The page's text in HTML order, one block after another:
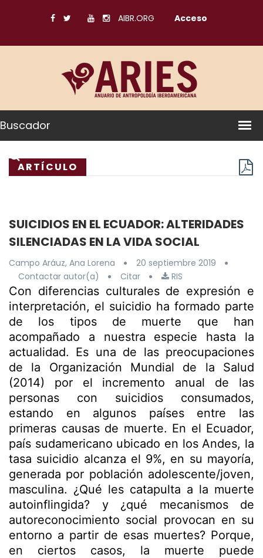
AIBR.ORG Acceso
Buscador
ARTÍCULO
SUICIDIOS EN EL ECUADOR: ALTERIDADES
SILENCIADAS EN LA VIDA SOCIAL
Campo Aráuz, Ana Lorena
20 septiembre 2019
Contactar autor(a)
Citar RIS
Con diferencias culturales de expresión e
interpretación, el suicidio ha formado parte
de los tipos de muerte que han
acompañado a nuestra especie hasta la
actualidad. Es una de las preocupaciones
de la Organización Mundial de la Salud
(2014) por el incremento anual de las
personas con suicidios consumados,
estando en algunos países entre las
primeras causas de muerte. En el Ecuador,
país sudamericano ubicado en los Andes, la
tasa suicidio alcanza el 9%, en su mayoría,
generada por población adolescente/joven,
masculina. ¿Qué les catapulta a la muerte
autoinflingida? y ¿qué mecanismos de
autoreconocimiento social provocan en su
entorno a partir de esas muertes? Porque,
en ciertos casos, la muerte puede